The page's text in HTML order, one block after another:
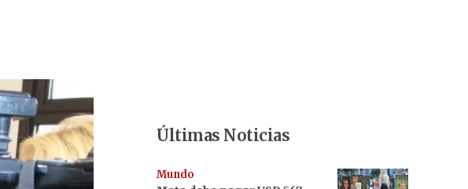
Últimas Noticias
Mundo